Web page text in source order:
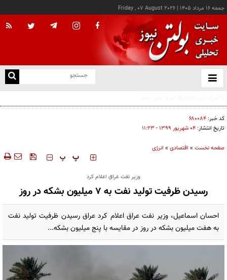
جمعه ۱۶ مرداد ۱۴۰۵ |
Friday , 07 August 2026
باز
و
کد خبر: ۶۸۰۰۸۴
تاریخ انتشار: ۰۴ شهريور ۱۳۹۹ - ۱۱:۲۳
صفحه نخست » اقتصادی » انرژی
‍‍‍ پ پ
وزیر نفت عراق اعلام کرد
رسیدن ظرفیت تولید نفت به ۷ میلیون بشکه در روز
احسان اسماعیل، وزیر نفت عراق اعلام کرد عراق رسیدن ظرفیت تولید نفت
به هفت میلیون بشکه در روز در مقایسه با پنج میلیون بشکه...